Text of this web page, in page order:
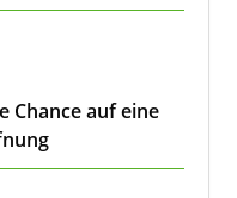
Chance auf eine